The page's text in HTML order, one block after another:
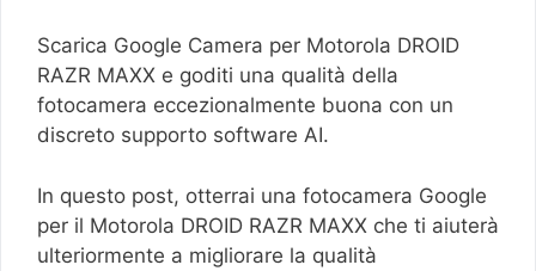
Scarica Google Camera per Motorola DROID
RAZR MAXX e goditi una qualità della
fotocamera eccezionalmente buona con un
discreto supporto software AI.
In questo post, otterrai una fotocamera Google
per il Motorola DROID RAZR MAXX che ti aiuterà
ulteriormente a migliorare la qualità